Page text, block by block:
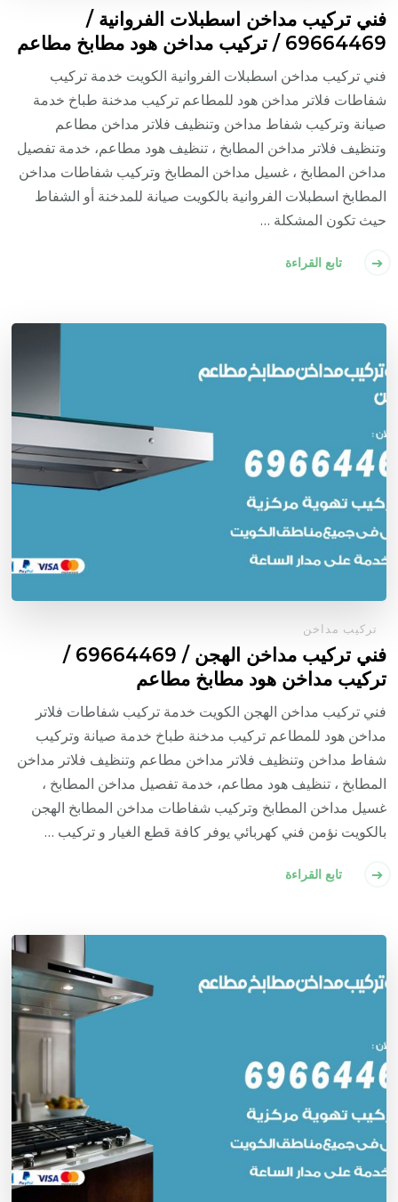
فني تركيب مداخن اسطبلات الفروانية /
69664469 / تركيب مداخن هود مطابخ مطاعم
فني تركيب مداخن اسطبلات الفروانية الكويت خدمة تركيب
شفاطات فلاتر مداخن هود للمطاعم تركيب مدخنة طباخ خدمة
صيانة وتركيب شفاط مداخن وتنظيف فلاتر مداخن مطاعم
وتنظيف فلاتر مداخن المطابخ ، تنظيف هود مطاعم، خدمة تفصيل
مداخن المطابخ ، غسيل مداخن المطابخ وتركيب شفاطات مداخن
المطابخ اسطبلات الفروانية بالكويت صيانة للمدخنة أو الشفاط
حيث تكون المشكلة …
تابع القراءة
تركيب مداخن
فني تركيب مداخن الهجن / 69664469 /
تركيب مداخن هود مطابخ مطاعم
فني تركيب مداخن الهجن الكويت خدمة تركيب شفاطات فلاتر
مداخن هود للمطاعم تركيب مدخنة طباخ خدمة صيانة وتركيب
شفاط مداخن وتنظيف فلاتر مداخن مطاعم وتنظيف فلاتر مداخن
المطابخ ، تنظيف هود مطاعم، خدمة تفصيل مداخن المطابخ ،
غسيل مداخن المطابخ وتركيب شفاطات مداخن المطابخ الهجن
بالكويت نؤمن فني كهربائي يوفر كافة قطع الغيار و تركيب …
تابع القراءة